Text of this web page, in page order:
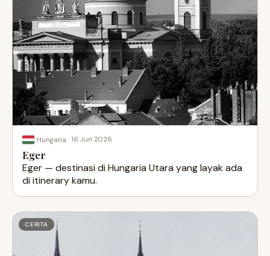
Hungaria · 16 Jun 2026
Eger
Eger — destinasi di Hungaria Utara yang layak ada
di itinerary kamu.
CERITA